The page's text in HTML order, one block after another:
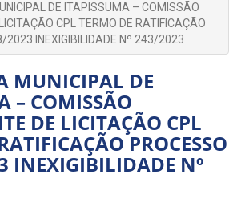
DE ITAPISSUMA – COMISSÃO
CPL TERMO DE RATIFICAÇÃO
2023 INEXIGIBILIDADE Nº 243/2023
MUNICIPAL DE
– COMISSÃO
DE LICITAÇÃO CPL
PROCESSO
INEXIGIBILIDADE Nº